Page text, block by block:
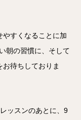
すくなることに加
朝の習慣に、そして
待ちしておりま
ッスンのあとに、9